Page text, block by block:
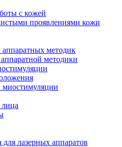
с кожей
проявлениями кожи
аппаратных методик
методики
миостимуляции
лазерных аппаратов